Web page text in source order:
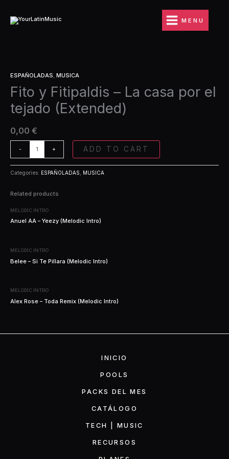
contenido
MENU
ESPAÑOLADAS, MUSICA
Fito y Fitipaldis – La casa por el
tejado (Extended)
0,00 €
-
y
Fitipaldis
-
La
casa
por
tejado
(Extended)
+ ADD TO CART
Categories: ESPAÑOLADAS MUSICA
Related products
MELODIC INTRO
Anuel AA – Yeezy (Melodic Intro)
MELODIC INTRO
Belee – Si Te Pillara (Melodic Intro)
MELODIC INTRO
Alex Rose – Toda Remix (Melodic Intro)
INICIO
POOLS
PACKS DEL MES
CATÁLOGO
TECH | MUSIC
RECURSOS
La
casa
quantity